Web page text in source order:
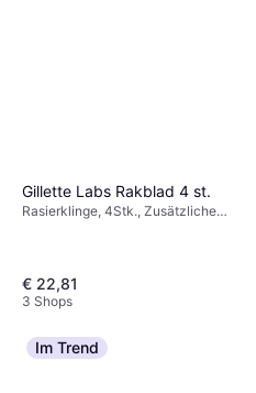
Gillette Labs Rakblad 4 st.
Rasierklinge, 4Stk., Zusätzliche
€ 22,81
3 Shops
Im Trend